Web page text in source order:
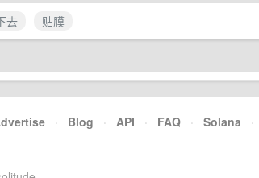
去 贴膜
· Blog · API · FAQ · Solana ·